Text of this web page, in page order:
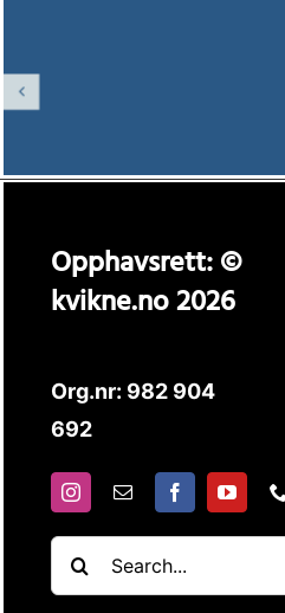
Opphavsrett: ©
kvikne.no 2026
Org.nr: 982 904
692
Søk
etter: